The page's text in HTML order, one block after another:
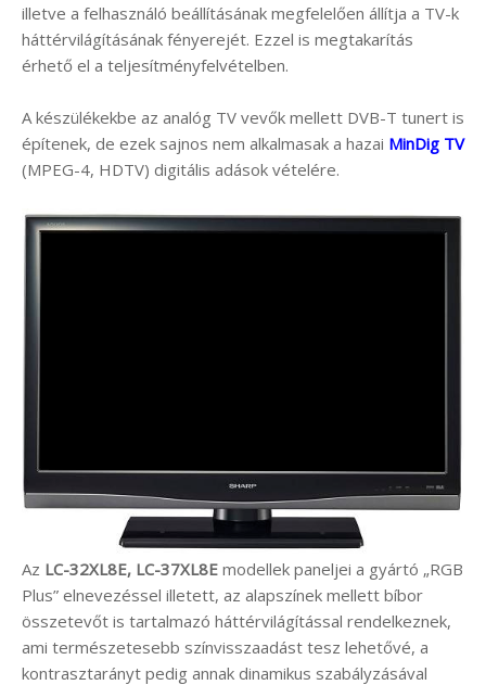
illetve a felhasználó beállításának megfelelően állítja a TV-k
háttérvilágításának fényerejét. Ezzel is megtakarítás
érhető el a teljesítményfelvételben.
A készülékekbe az analóg TV vevők mellett DVB-T tunert is
építenek, de ezek sajnos nem alkalmasak a hazai MinDig TV
(MPEG-4, HDTV) digitális adások vételére.
Az LC-32XL8E, LC-37XL8E modellek paneljei a gyártó „RGB
Plus” elnevezéssel illetett, az alapszínek mellett bíbor
összetevőt is tartalmazó háttérvilágítással rendelkeznek,
ami természetesebb színvisszaadást tesz lehetővé, a
kontrasztarányt pedig annak dinamikus szabályzásával